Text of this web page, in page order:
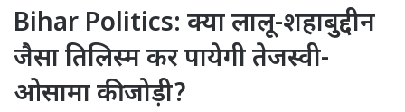
Bihar Politics: क्या लालू-शहाबुद्दीन
जैसा तिलिस्म कर पायेगी तेजस्वी-
ओसामा की जोड़ी?